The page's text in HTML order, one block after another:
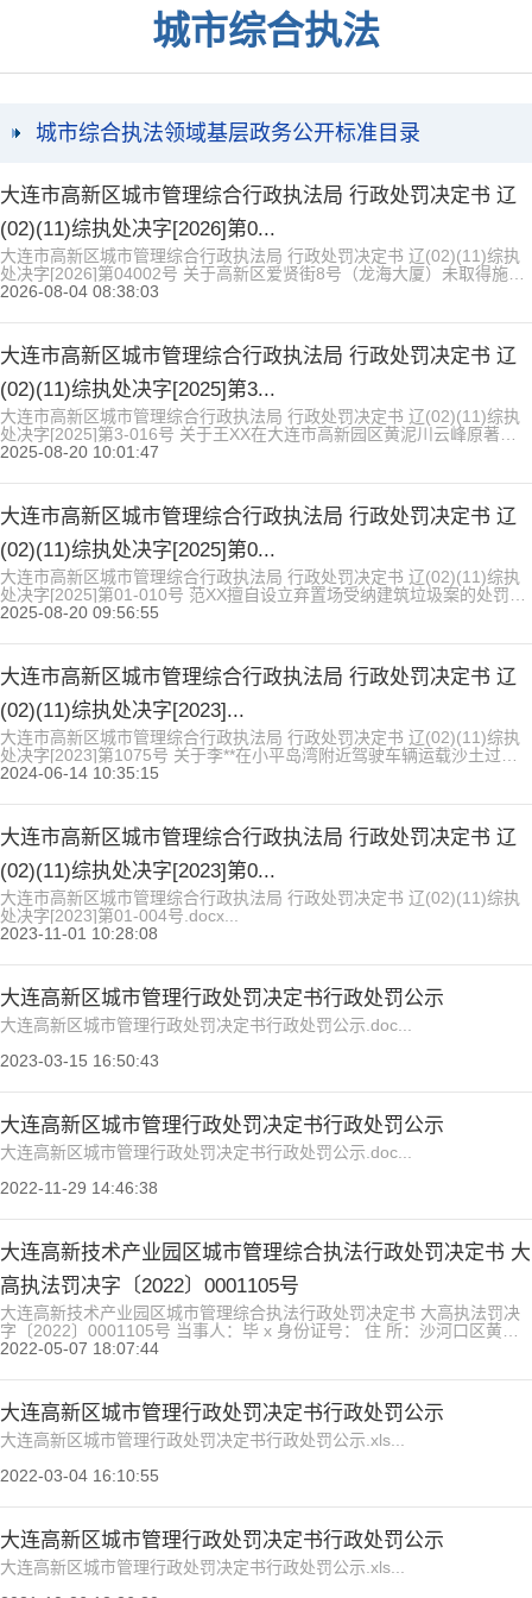
城市综合执法
城市综合执法领域基层政务公开标准目录
大连市高新区城市管理综合行政执法局 行政处罚决定书 辽
(02)(11)综执处决字[2026]第0...
大连市高新区城市管理综合行政执法局 行政处罚决定书 辽(02)(11)综执
处决字[2026]第04002号 关于高新区爱贤街8号（龙海大厦）未取得施工
许可证 擅自组织装修施工案的处罚决定 当事人：大连海明科技有限公司
话：1323694**** 你单位与大连东恒建筑工程有限公司签订协议，对龙海
大厦进行施工改造，...
2026-08-04 08:38:03
大连市高新区城市管理综合行政执法局 行政处罚决定书 辽
(02)(11)综执处决字[2025]第3...
大连市高新区城市管理综合行政执法局 行政处罚决定书 辽(02)(11)综执
处决字[2025]第3-016号 关于王XX在大连市高新园区黄泥川云峰原著
C02-25-101东侧堆放建筑垃圾的处罚决定 当事人：王XX 住 所：大连市
塘执法部巡查发现，王XX在大连市高新园区黄泥川云峰原著C02-25-10...
2025-08-20 10:01:47
大连市高新区城市管理综合行政执法局 行政处罚决定书 辽
(02)(11)综执处决字[2025]第0...
大连市高新区城市管理综合行政执法局 行政处罚决定书 辽(02)(11)综执
处决字[2025]第01-010号 范XX擅自设立弃置场受纳建筑垃圾案的处罚决
定 当事人：范XX 住 所：辽宁省大连高新区小平岛临海东园 联系电话：
小卫在大连市高新区凌井大酒店东侧一处空地未按规定擅自设立弃置场受
纳建筑垃圾。...
2025-08-20 09:56:55
大连市高新区城市管理综合行政执法局 行政处罚决定书 辽
(02)(11)综执处决字[2023]...
大连市高新区城市管理综合行政执法局 行政处罚决定书 辽(02)(11)综执
处决字[2023]第1075号 关于李**在小平岛湾附近驾驶车辆运载沙土过程
中未苫盖的处罚决定 当事人：李** 住 所：辽宁省朝阳县六家子镇下坎子
10月7日接到检察院督办，你涉嫌在小平岛湾附近驾驶车...
2024-06-14 10:35:15
大连市高新区城市管理综合行政执法局 行政处罚决定书 辽
(02)(11)综执处决字[2023]第0...
大连市高新区城市管理综合行政执法局 行政处罚决定书 辽(02)(11)综执
处决字[2023]第01-004号.docx...
2023-11-01 10:28:08
大连高新区城市管理行政处罚决定书行政处罚公示
大连高新区城市管理行政处罚决定书行政处罚公示.doc...
2023-03-15 16:50:43
大连高新区城市管理行政处罚决定书行政处罚公示
大连高新区城市管理行政处罚决定书行政处罚公示.doc...
2022-11-29 14:46:38
大连高新技术产业园区城市管理综合执法行政处罚决定书 大
高执法罚决字〔2022〕0001105号
大连高新技术产业园区城市管理综合执法行政处罚决定书 大高执法罚决
字〔2022〕0001105号 当事人：毕 x 身份证号： 住 所：沙河口区黄浦
路xxx号 经本单位依法调查，现查明你违法事实如下：你在对黄浦路431
要证据有： 1.现场勘验笔录 2.现场勘验照片 3.《鉴定检测报告》 4.不动
产登记查询结果 根据以上...
2022-05-07 18:07:44
大连高新区城市管理行政处罚决定书行政处罚公示
大连高新区城市管理行政处罚决定书行政处罚公示.xls...
2022-03-04 16:10:55
大连高新区城市管理行政处罚决定书行政处罚公示
大连高新区城市管理行政处罚决定书行政处罚公示.xls...